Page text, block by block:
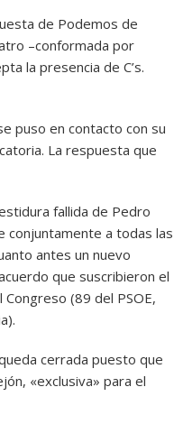
de Podemos de
–conformada por
la presencia de C’s.
puso en contacto con su
La respuesta que
fallida de Pedro
conjuntamente a todas las
antes un nuevo
que suscribieron el
(89 del PSOE,
cerrada puesto que
«exclusiva» para el